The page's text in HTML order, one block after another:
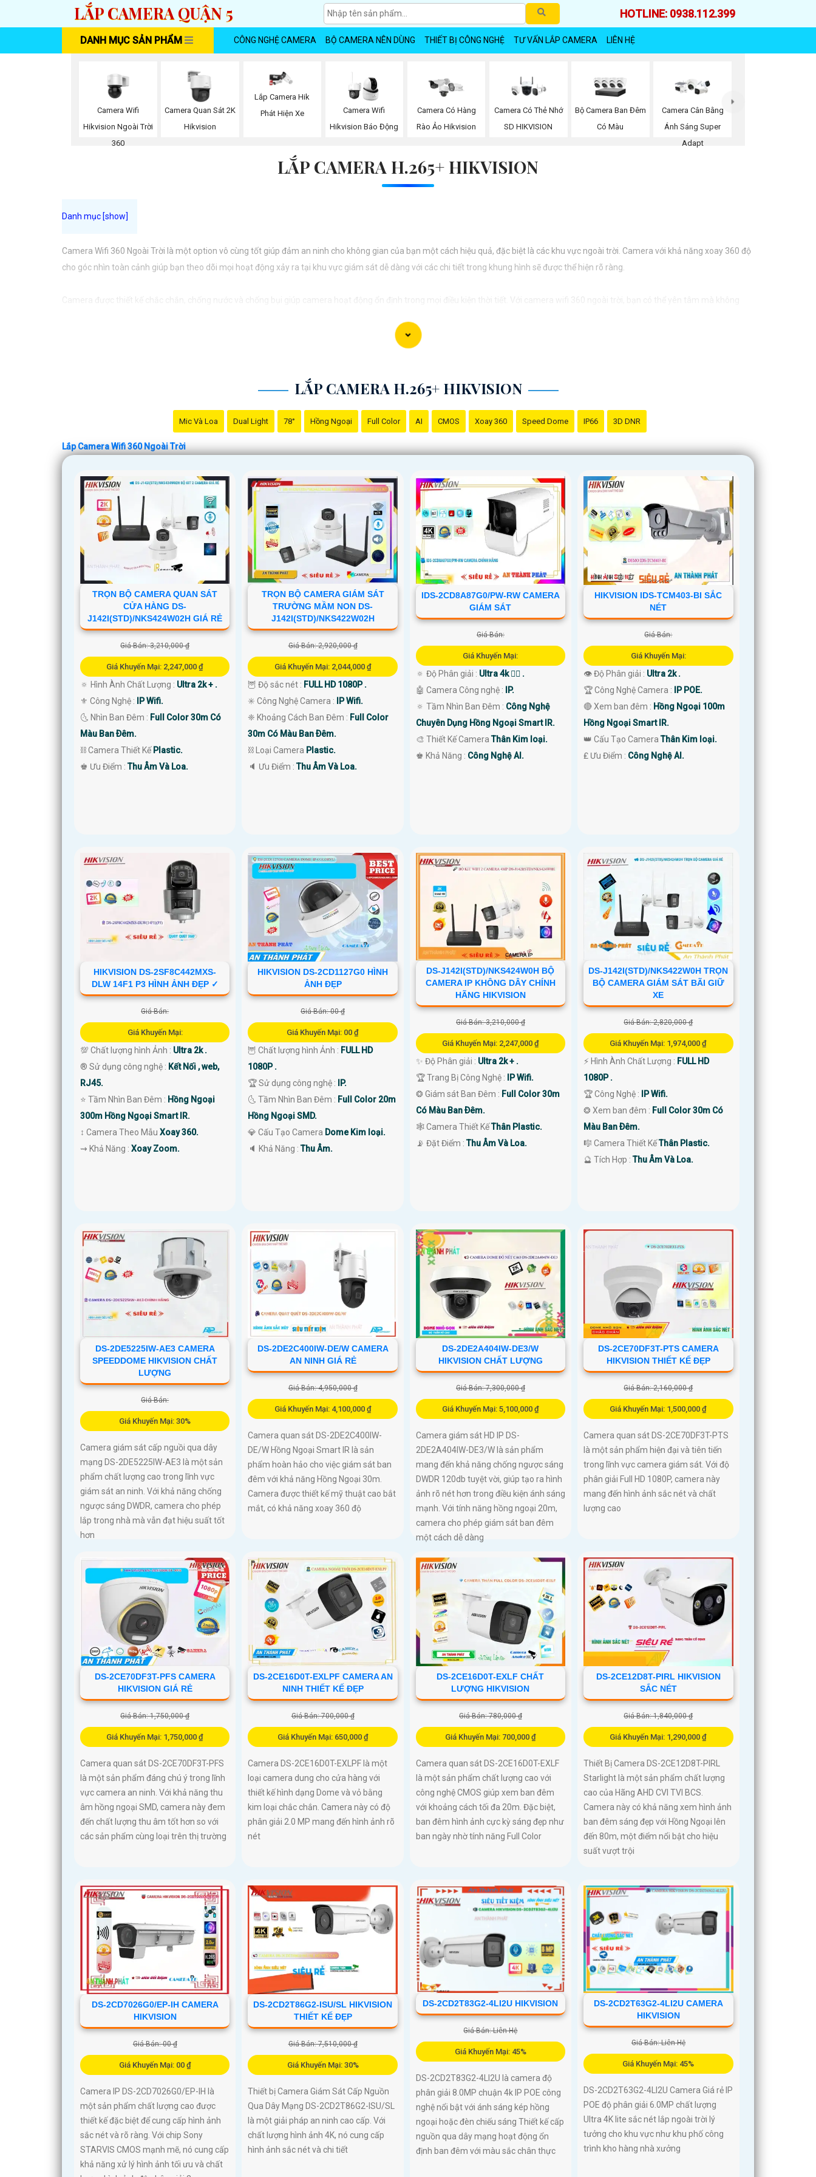
LẮP CAMERA QUẬN 5 HOTLINE: 0938.112.399
DANH MỤC SẢN PHẨM CÔNG NGHỆ CAMERA BỘ CAMERA NÊN DÙNG THIẾT BỊ CÔNG NGHỆ TƯ VẤN LẮP CAMERA LIÊN HỆ
Camera Wifi
Hikvision Ngoài Trời
360
Camera Quan Sát 2K
Hikvision
Lắp Camera Hik
Phát Hiện Xe
Camera Wifi
Hikvision Báo Động
Camera Có Hàng
Rào Ảo Hikvision
Camera Có Thẻ Nhớ
SD HIKVISION
Bộ Camera Ban Đêm
Có Màu
Camera Cân Bằng
Ánh Sáng Super
Adapt
LẮP CAMERA H.265+ HIKVISION
Camera Wifi 360 Ngoài Trời là một option vô cùng tốt giúp đảm an ninh cho không gian của bạn một cách hiệu quả, đặc biệt là các khu vực ngoài trời. Camera với khả năng xoay 360 độ
cho góc nhìn toàn cảnh giúp bạn theo dõi mọi hoạt động xảy ra tại khu vực giám sát dễ dàng với các chi tiết trong khung hình sẽ được thể hiện rõ ràng.
Camera được thiết kế chắc chắn, chống nước và chống bụi giúp camera hoạt động ổn định trong mọi điều kiện thời tiết. ️Với camera wifi 360 ngoài trời, bạn có thể yên tâm mà không
LẮP CAMERA H.265+ HIKVISION
Mic Và Loa Dual Light 78° Hồng Ngoại Full Color AI CMOS Xoay 360 Speed Dome IP66 3D DNR
Lắp Camera Wifi 360 Ngoài Trời
TRỌN BỘ CAMERA QUAN SÁT
CỬA HÀNG DS-
J142I(STD)/NKS424W02H GIÁ RẺ
Giá Bán: 3,210,000 ₫
Giá Khuyến Mại: 2,247,000 ₫
🔅 Hình Ành Chất Lượng : Ultra 2k + .
⚜️ Công Nghệ :
IP Wifi.
🌜 Nhìn Ban Đêm : Full Color 30m Có
Màu Ban Ðêm.
⛓ Camera Thiết Kế Plastic.
️♚ Ưu Điểm :Thu Âm Và Loa.
TRỌN BỘ CAMERA GIÁM SÁT
TRƯỜNG MẦM NON DS-
J142I(STD)/NKS422W02H
Giá Bán: 2,920,000 ₫
Giá Khuyến Mại: 2,044,000 ₫
🦉 Độ sắc nét : FULL HD 1080P .
✳️ Công Nghệ Camera :
IP Wifi.
❈ Khoảng Cách Ban Đêm : Full Color
30m Có Màu Ban Ðêm.
⛓ Loại Camera Plastic.
️🔈 Ưu Điểm :Thu Âm Và Loa.
IDS-2CD8A87G0/PW-RW CAMERA
GIÁM SÁT
Giá Bán:
Giá Khuyến Mại:
🔅 Độ Phân giải : Ultra 4k 👍🏾 .
🤖️ Camera Công nghệ :
IP.
🔅 Tầm Nhìn Ban Đêm : Công Nghệ
Chuyên Dụng Hồng Ngoại Smart IR.
🎨 Thiết Kế CameraThân Kim loại.
️♚ Khả Năng : Công Nghệ AI.
HIKVISION IDS-TCM403-BI SẮC
NÉT
Giá Bán:
Giá Khuyến Mại:
👁 Độ Phân giải : Ultra 2k .
🏆 Công Nghệ Camera :
IP POE.
🔴 Xem ban đêm : Hồng Ngoại 100m
Hồng Ngoại Smart IR.
👑 Cấu Tạo CameraThân Kim loại.
️₤ Ưu Điểm : Công Nghệ AI.
HIKVISION DS-2SF8C442MXS-
DLW 14F1 P3 HÌNH ẢNH ĐẸP ✓
Giá Bán:
Giá Khuyến Mại:
💯 Chất lượng hình Ảnh : Ultra 2k .
®️ Sử dụng công nghệ : Kết Nối , web,
RJ45.
⭐ Tầm Nhìn Ban Đêm : Hồng Ngoại
300m Hồng Ngoại Smart IR.
↕️ Camera Theo Mẫu Xoay 360.
️⇝ Khả Năng : Xoay Zoom.
HIKVISION DS-2CD1127G0 HÌNH
ẢNH ĐẸP
Giá Bán: 00 ₫
Giá Khuyến Mại: 00 ₫
🦉 Chất lượng hình Ảnh : FULL HD
1080P .
🏆 Sử dụng công nghệ :
IP.
🌜 Tầm Nhìn Ban Đêm : Full Color 20m
Hồng Ngoại SMD.
💎 Cấu Tạo Camera Dome Kim loại.
️🔈 Khả Năng :Thu Âm.
DS-J142I(STD)/NKS424W0H BỘ
CAMERA IP KHÔNG DÂY CHÍNH
HÃNG HIKVISION
Giá Bán: 3,210,000 ₫
Giá Khuyến Mại: 2,247,000 ₫
✨ Độ Phân giải : Ultra 2k + .
🏆 Trang Bị Công Nghệ :
IP Wifi.
❂ Giám sát Ban Đêm : Full Color 30m
Có Màu Ban Ðêm.
🕸️ Camera Thiết KếThân Plastic.
️📡 Đặt Điểm :Thu Âm Và Loa.
DS-J142I(STD)/NKS422W0H TRỌN
BỘ CAMERA GIÁM SÁT BÃI GIỮ
XE
Giá Bán: 2,820,000 ₫
Giá Khuyến Mại: 1,974,000 ₫
️⚡ Hình Ành Chất Lượng : FULL HD
1080P .
🏆 Công Nghệ :
IP Wifi.
❂ Xem ban đêm : Full Color 30m Có
Màu Ban Ðêm.
🎼️ Camera Thiết KếThân Plastic.
️🔮 Tích Hợp :Thu Âm Và Loa.
DS-2DE5225IW-AE3 CAMERA
SPEEDDOME HIKVISION CHẤT
LƯỢNG
Giá Bán:
Giá Khuyến Mại: 30%
Camera giám sát cấp nguồi qua dây
mạng DS-2DE5225IW-AE3 là một sản
phẩm chất lượng cao trong lĩnh vực
giám sát an ninh. Với khả năng chống
ngược sáng DWDR, camera cho phép
lắp trong nhà mà vẫn đạt hiệu suất tốt
hơn
DS-2DE2C400IW-DE/W CAMERA
AN NINH GIÁ RẺ
Giá Bán: 4,950,000 ₫
Giá Khuyến Mại: 4,100,000 ₫
Camera quan sát DS-2DE2C400IW-
DE/W Hồng Ngoại Smart IR là sản
phẩm hoàn hảo cho việc giám sát ban
đêm với khả năng Hồng Ngoại 30m.
Camera được thiết kế mỹ thuật cao bắt
mắt, có khả năng xoay 360 độ
DS-2DE2A404IW-DE3/W
HIKVISION CHẤT LƯỢNG
Giá Bán: 7,300,000 ₫
Giá Khuyến Mại: 5,100,000 ₫
Camera giám sát HD IP DS-
2DE2A404IW-DE3/W là sản phẩm
mang đến khả năng chống ngược sáng
DWDR 120db tuyệt vời, giúp tạo ra hình
ảnh rõ nét hơn trong điều kiện ánh sáng
mạnh. Với tính năng hồng ngoại 20m,
camera cho phép giám sát ban đêm
một cách dễ dàng
DS-2CE70DF3T-PTS CAMERA
HIKVISION THIẾT KẾ ĐẸP
Giá Bán: 2,160,000 ₫
Giá Khuyến Mại: 1,500,000 ₫
Camera quan sát DS-2CE70DF3T-PTS
là một sản phẩm hiện đại và tiên tiến
trong lĩnh vực camera giám sát. Với độ
phân giải Full HD 1080P, camera này
mang đến hình ảnh sắc nét và chất
lượng cao
DS-2CE70DF3T-PFS CAMERA
HIKVISION GIÁ RẺ
Giá Bán: 1,750,000 ₫
Giá Khuyến Mại: 1,750,000 ₫
Camera quan sát DS-2CE70DF3T-PFS
là một sản phẩm đáng chú ý trong lĩnh
vực camera an ninh. Với khả năng thu
âm hồng ngoại SMD, camera này đem
đến chất lượng thu âm tốt hơn so với
các sản phẩm cùng loại trên thị trường
DS-2CE16D0T-EXLPF CAMERA AN
NINH THIẾT KẾ ĐẸP
Giá Bán: 700,000 ₫
Giá Khuyến Mại: 650,000 ₫
Camera DS-2CE16D0T-EXLPF là một
loại camera dung cho cửa hàng với
thiết kế hình dạng Dome và vỏ bằng
kim loại chắc chắn. Camera này có độ
phân giải 2.0 MP mang đến hình ảnh rõ
nét
DS-2CE16D0T-EXLF CHẤT
LƯỢNG HIKVISION
Giá Bán: 780,000 ₫
Giá Khuyến Mại: 700,000 ₫
Camera quan sát DS-2CE16D0T-EXLF
là một sản phẩm chất lượng cao với
công nghệ CMOS giúp xem ban đêm
với khoảng cách tối đa 20m. Đặc biệt,
ban đêm hình ảnh cực kỳ sáng đẹp như
ban ngày nhờ tính năng Full Color
DS-2CE12D8T-PIRL HIKVISION
SẮC NÉT
Giá Bán: 1,840,000 ₫
Giá Khuyến Mại: 1,290,000 ₫
Thiết Bị Camera DS-2CE12D8T-PIRL
Starlight là một sản phẩm chất lượng
cao của Hãng AHD CVI TVI BCS.
Camera này có khả năng xem hình ảnh
ban đêm sáng đẹp với Hồng Ngoại lên
đến 80m, một điểm nổi bật cho hiệu
suất vượt trội
DS-2CD7026G0/EP-IH CAMERA
HIKVISION
Giá Bán: 00 ₫
Giá Khuyến Mại: 00 ₫
Camera IP DS-2CD7026G0/EP-IH là
một sản phẩm chất lượng cao được
thiết kế đặc biệt để cung cấp hình ảnh
sắc nét và rõ ràng. Với chip Sony
STARVIS CMOS mạnh mẽ, nó cung cấp
khả năng xử lý hình ảnh tối ưu và chất
DS-2CD2T86G2-ISU/SL HIKVISION
THIẾT KẾ ĐẸP
Giá Bán: 7,510,000 ₫
Giá Khuyến Mại: 30%
Thiết bị Camera Giám Sát Cấp Nguồn
Qua Dây Mạng DS-2CD2T86G2-ISU/SL
là một giải pháp an ninh cao cấp. Với
chất lượng hình ảnh 4K, nó cung cấp
hình ảnh sắc nét và chi tiết
DS-2CD2T83G2-4LI2U HIKVISION
Giá Bán: Liên Hệ
Giá Khuyến Mại: 45%
DS-2CD2T83G2-4LI2U là camera độ
phân giải 8.0MP chuận 4k IP POE công
nghệ nổi bật với ánh sáng kép hồng
ngoại hoặc đèn chiếu sáng Thiết kế cấp
nguồn qua dây mạng hoạt động ổn
định ban đêm với màu sắc chân thực
DS-2CD2T63G2-4LI2U CAMERA
HIKVISION
Giá Bán: Liên Hệ
Giá Khuyến Mại: 45%
DS-2CD2T63G2-4LI2U Camera Giá rẻ IP
POE độ phân giải 6.0MP chất lượng
Ultra 4K lite sắc nét lắp ngoài trời lý
tưởng cho khu vực như khu phố công
trình kho hàng nhà xưởng